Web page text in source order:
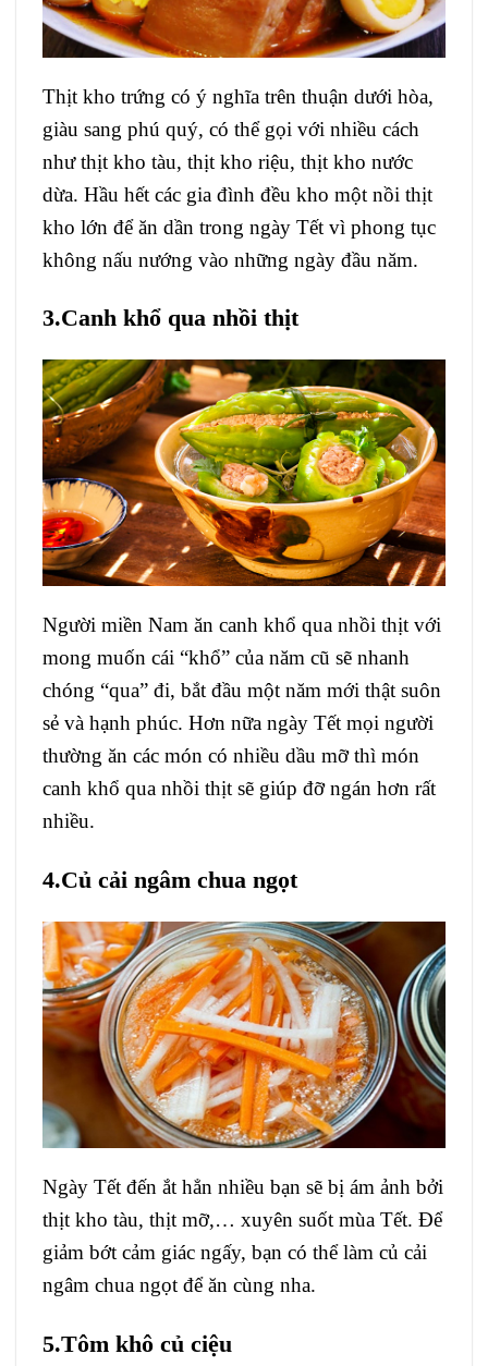
Thịt kho trứng có ý nghĩa trên thuận dưới hòa,
giàu sang phú quý, có thể gọi với nhiều cách
như thịt kho tàu, thịt kho riệu, thịt kho nước
dừa. Hầu hết các gia đình đều kho một nồi thịt
kho lớn để ăn dần trong ngày Tết vì phong tục
không nấu nướng vào những ngày đầu năm.
3.Canh khổ qua nhồi thịt
Người miền Nam ăn canh khổ qua nhồi thịt với
mong muốn cái “khổ” của năm cũ sẽ nhanh
chóng “qua” đi, bắt đầu một năm mới thật suôn
sẻ và hạnh phúc. Hơn nữa ngày Tết mọi người
thường ăn các món có nhiều dầu mỡ thì món
canh khổ qua nhồi thịt sẽ giúp đỡ ngán hơn rất
nhiều.
4.Củ cải ngâm chua ngọt
Ngày Tết đến ắt hẳn nhiều bạn sẽ bị ám ảnh bởi
thịt kho tàu, thịt mỡ,… xuyên suốt mùa Tết. Để
giảm bớt cảm giác ngấy, bạn có thể làm củ cải
ngâm chua ngọt để ăn cùng nha.
5.Tôm khô củ ciệu